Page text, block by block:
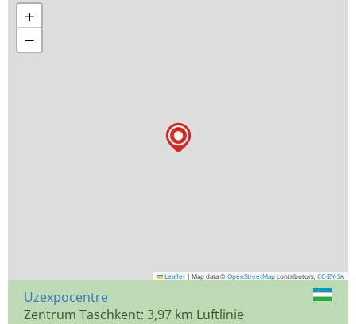
+
−
Leaflet | Map data © OpenStreetMap contributors, CC-BY-SA
Uzexpocentre
Zentrum Taschkent: 3,97 km Luftlinie